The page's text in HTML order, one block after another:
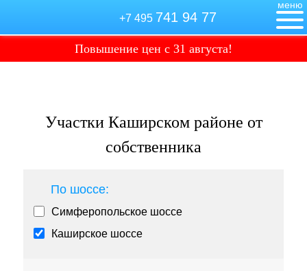
+7 495 741 94 77
меню
ПОСЁЛКИ И ДЕРЕВНИ
СКИДКИ!
РАССРОЧКА 0%
Повышение цен с 31 августа!
Участки Каширском районе от
собственника
По шоссе:
Симферопольское шоссе
Каширское шоссе